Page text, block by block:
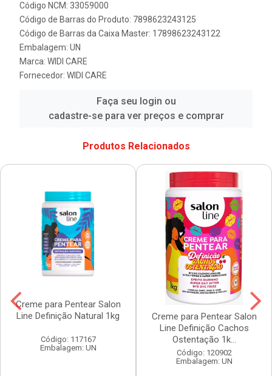
Código NCM: 33059000
Código de Barras do Produto: 7898623243125
Código de Barras da Caixa Master: 17898623243122
Embalagem: UN
Marca: WIDI CARE
Fornecedor: WIDI CARE
Faça seu login ou
cadastre-se para ver preços e comprar
Produtos Relacionados
Creme para Pentear Salon
Line Definição Natural 1kg
Código: 117167
Embalagem: UN
Creme para Pentear Salon
Line Definição Cachos
Ostentação 1k...
Código: 120902
Embalagem: UN